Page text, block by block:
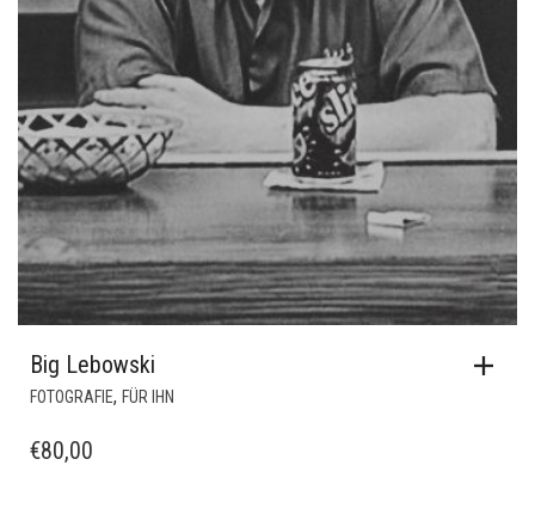
Big Lebowski
FOTOGRAFIE FÜR IHN
€80,00